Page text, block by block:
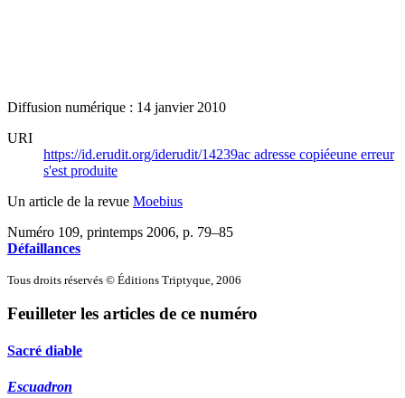
Diffusion numérique : 14 janvier 2010
URI
https://id.erudit.org/iderudit/14239ac adresse copiéeune erreur
s'est produite
Un article de la revue Moebius
Numéro 109, printemps 2006, p. 79–85
Défaillances
Tous droits réservés © Éditions Triptyque, 2006
Feuilleter les articles de ce numéro
Sacré diable
Escuadron